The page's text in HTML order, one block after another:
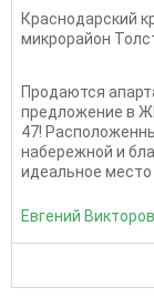
Краснодарский
микрорайон
Продаются
предложение в
47!
набережной и
идеальное место
Евгений